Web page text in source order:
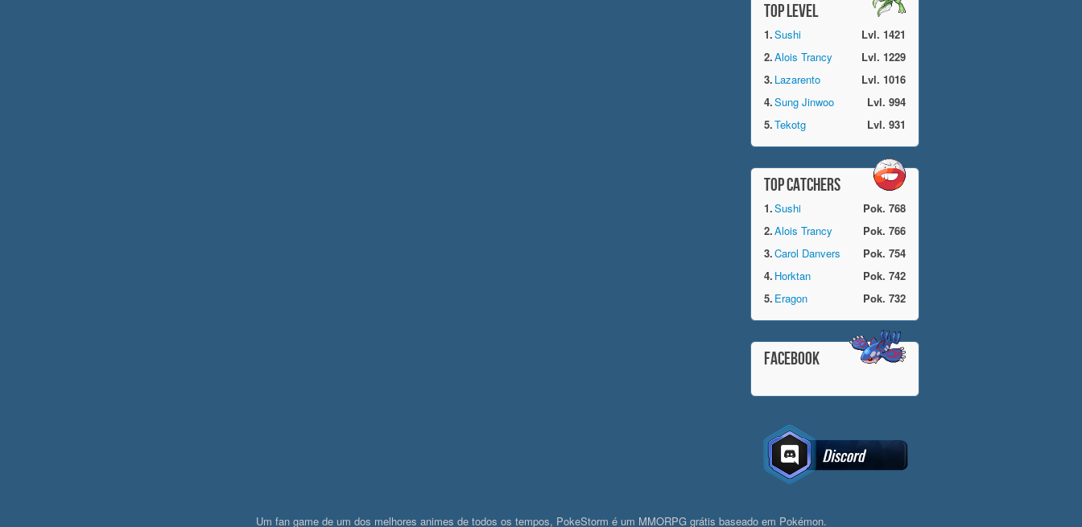
TOP LEVEL
1.Sushi
Lvl. 1421
2.Alois Trancy
Lvl. 1229
3. Lazarento
Lvl. 1016
4.Sung Jinwoo
Lvl. 994
5.Tekotg Lvl. 931
TOP CATCHERS
1.Sushi
Pok. 768
2.Alois Trancy
Pok. 766
3.Carol Danvers
Pok. 754
4. Horktan
Pok. 742
5. Eragon Pok. 732
FACEBOOK
Um fan game de um dos melhores animes de todos os tempos, PokeStorm é um MMORPG grátis baseado em Pokémon.